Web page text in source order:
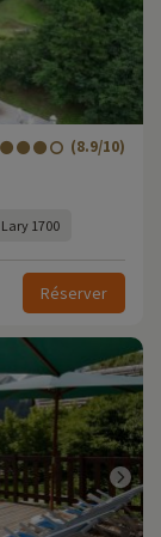
(8.9/10)
1700
Réserver